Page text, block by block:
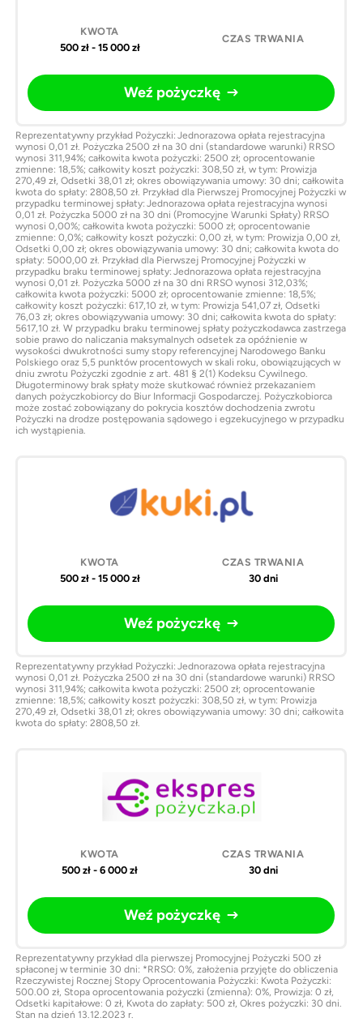
500 zł - 15 000 zł
Weź pożyczkę
Reprezentatywny przykład Pożyczki: Jednorazowa opłata rejestracyjna
wynosi 0,01 zł. Pożyczka 2500 zł na 30 dni (standardowe warunki) RRSO
wynosi 311,94%; całkowita kwota pożyczki: 2500 zł; oprocentowanie
zmienne: 18,5%; całkowity koszt pożyczki: 308,50 zł, w tym: Prowizja
270,49 zł, Odsetki 38,01 zł; okres obowiązywania umowy: 30 dni; całkowita
kwota do spłaty: 2808,50 zł. Przykład dla Pierwszej Promocyjnej Pożyczki w
przypadku terminowej spłaty: Jednorazowa opłata rejestracyjna wynosi
0,01 zł. Pożyczka 5000 zł na 30 dni (Promocyjne Warunki Spłaty) RRSO
wynosi 0,00%; całkowita kwota pożyczki: 5000 zł; oprocentowanie
zmienne: 0,0%; całkowity koszt pożyczki: 0,00 zł, w tym: Prowizja 0,00 zł,
Odsetki 0,00 zł; okres obowiązywania umowy: 30 dni; całkowita kwota do
spłaty: 5000,00 zł. Przykład dla Pierwszej Promocyjnej Pożyczki w
przypadku braku terminowej spłaty: Jednorazowa opłata rejestracyjna
wynosi 0,01 zł. Pożyczka 5000 zł na 30 dni RRSO wynosi 312,03%;
całkowita kwota pożyczki: 5000 zł; oprocentowanie zmienne: 18,5%;
całkowity koszt pożyczki: 617,10 zł, w tym: Prowizja 541,07 zł, Odsetki
76,03 zł; okres obowiązywania umowy: 30 dni; całkowita kwota do spłaty:
5617,10 zł. W przypadku braku terminowej spłaty pożyczkodawca zastrzega
sobie prawo do naliczania maksymalnych odsetek za opóźnienie w
wysokości dwukrotności sumy stopy referencyjnej Narodowego Banku
Polskiego oraz 5,5 punktów procentowych w skali roku, obowiązujących w
dniu zwrotu Pożyczki zgodnie z art. 481 § 2(1) Kodeksu Cywilnego.
Długoterminowy brak spłaty może skutkować również przekazaniem
danych pożyczkobiorcy do Biur Informacji Gospodarczej. Pożyczkobiorca
może zostać zobowiązany do pokrycia kosztów dochodzenia zwrotu
Pożyczki na drodze postępowania sądowego i egzekucyjnego w przypadku
ich wystąpienia.
500 zł - 15 000 zł 30 dni
Weź pożyczkę
Reprezentatywny przykład Pożyczki: Jednorazowa opłata rejestracyjna
wynosi 0,01 zł. Pożyczka 2500 zł na 30 dni (standardowe warunki) RRSO
wynosi 311,94%; całkowita kwota pożyczki: 2500 zł; oprocentowanie
zmienne: 18,5%; całkowity koszt pożyczki: 308,50 zł, w tym: Prowizja
270,49 zł, Odsetki 38,01 zł; okres obowiązywania umowy: 30 dni; całkowita
kwota do spłaty: 2808,50 zł.
500 zł - 6 000 zł 30 dni
Weź pożyczkę
Reprezentatywny przykład dla pierwszej Promocyjnej Pożyczki 500 zł
spłaconej w terminie 30 dni: *RRSO: 0%, założenia przyjęte do obliczenia
Rzeczywistej Rocznej Stopy Oprocentowania Pożyczki: Kwota Pożyczki:
500.00 zł, Stopa oprocentowania pożyczki (zmienna): 0%, Prowizja: 0 zł,
Odsetki kapitałowe: 0 zł, Kwota do zapłaty: 500 zł, Okres pożyczki: 30 dni.
Stan na dzień 13.12.2023 r.